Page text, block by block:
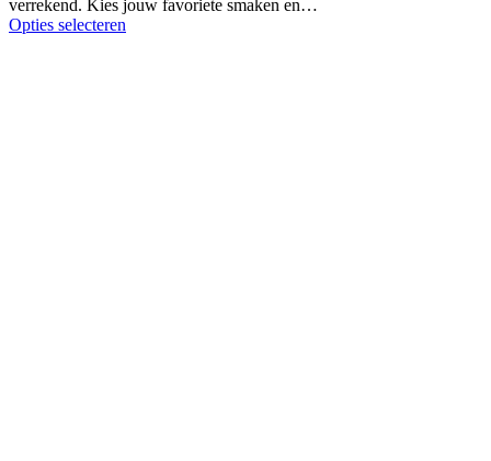
verrekend. Kies jouw favoriete smaken en…
Opties selecteren